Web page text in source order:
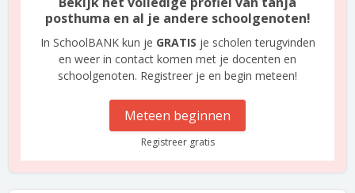
posthuma en al je andere schoolgenoten!
In SchoolBANK kun je GRATIS je scholen terugvinden
en weer in contact komen met je docenten en
schoolgenoten. Registreer je en begin meteen!
Meteen beginnen
Registreer gratis